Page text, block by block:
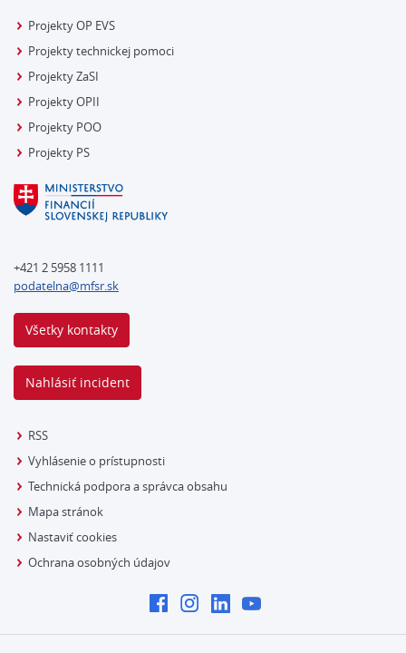
Projekty OP EVS
Projekty technickej pomoci
Projekty ZaSI
Projekty OPII
Projekty POO
Projekty PS
+421 2 5958 1111
podatelna@mfsr.sk
Všetky kontakty
Nahlásiť incident
RSS
Vyhlásenie o prístupnosti
Technická podpora a správca obsahu
Mapa stránok
Nastaviť cookies
Ochrana osobných údajov